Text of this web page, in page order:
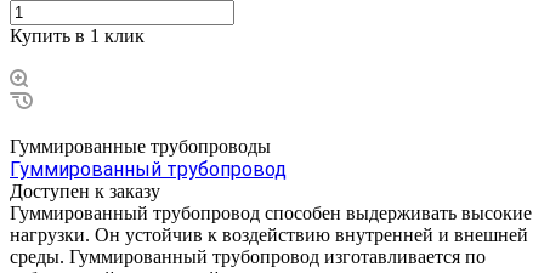
Купить в 1 клик
Гуммированные трубопроводы
Гуммированный трубопровод
Доступен к заказу
Гуммированный трубопровод способен выдерживать высокие
нагрузки. Он устойчив к воздействию внутренней и внешней
среды. Гуммированный трубопровод изготавливается по